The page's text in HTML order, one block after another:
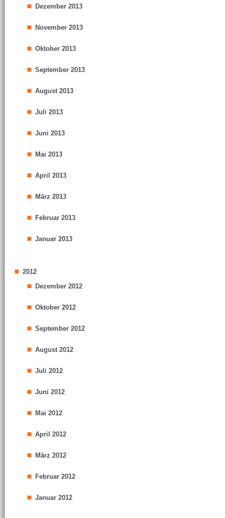
Dezember 2013
November 2013
Oktober 2013
September 2013
August 2013
Juli 2013
Juni 2013
Mai 2013
April 2013
März 2013
Februar 2013
Januar 2013
2012
Dezember 2012
Oktober 2012
September 2012
August 2012
Juli 2012
Juni 2012
Mai 2012
April 2012
März 2012
Februar 2012
Januar 2012